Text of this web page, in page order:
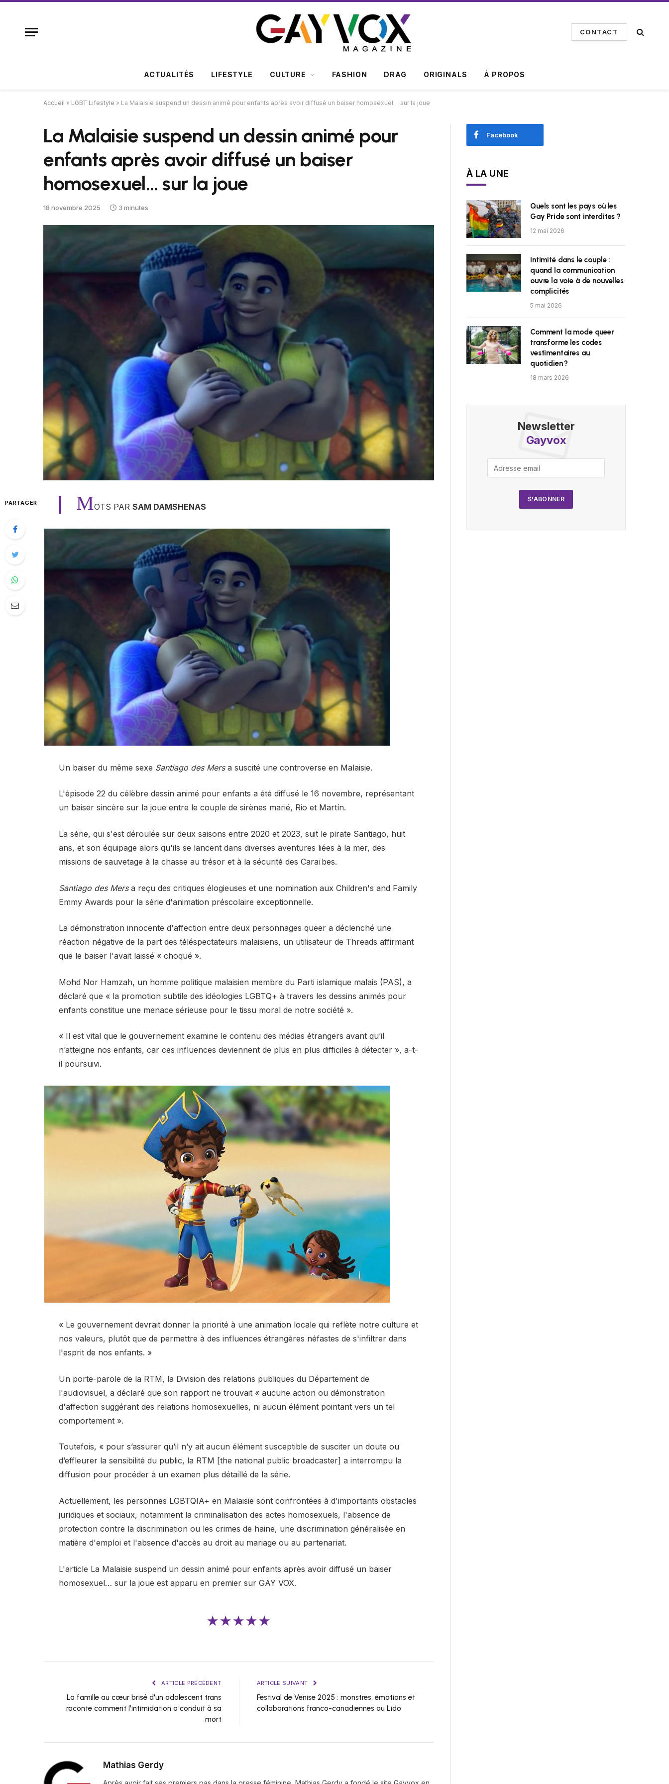
CONTACT
ACTUALITÉS LIFESTYLE CULTURE FASHION DRAG ORIGINALS À PROPOS
Accueil » LGBT Lifestyle » La Malaisie suspend un dessin animé pour enfants après avoir diffusé un baiser homosexuel… sur la joue
La Malaisie suspend un dessin animé pour
enfants après avoir diffusé un baiser
homosexuel… sur la joue
18 novembre 2025 3 minutes
PARTAGER MOTS PAR SAM DAMSHENAS
Un baiser du même sexe Santiago des Mersa suscité une controverse en Malaisie.
L'épisode 22 du célèbre dessin animé pour enfants a été diffusé le 16 novembre, représentant
un baiser sincère sur la joue entre le couple de sirènes marié, Rio et Martín.
La série, qui s'est déroulée sur deux saisons entre 2020 et 2023, suit le pirate Santiago, huit
ans, et son équipage alors qu'ils se lancent dans diverses aventures liées à la mer, des
missions de sauvetage à la chasse au trésor et à la sécurité des Caraïbes.
Santiago des Mersa reçu des critiques élogieuses et une nomination aux Children's and Family
Emmy Awards pour la série d'animation préscolaire exceptionnelle.
La démonstration innocente d'affection entre deux personnages queer a déclenché une
réaction négative de la part des téléspectateurs malaisiens, un utilisateur de Threads affirmant
que le baiser l'avait laissé « choqué ».
Mohd Nor Hamzah, un homme politique malaisien membre du Parti islamique malais (PAS), a
déclaré que « la promotion subtile des idéologies LGBTQ+ à travers les dessins animés pour
enfants constitue une menace sérieuse pour le tissu moral de notre société ».
« Il est vital que le gouvernement examine le contenu des médias étrangers avant qu’il
n’atteigne nos enfants, car ces influences deviennent de plus en plus difficiles à détecter », a-t-
il poursuivi.
« Le gouvernement devrait donner la priorité à une animation locale qui reflète notre culture et
nos valeurs, plutôt que de permettre à des influences étrangères néfastes de s'infiltrer dans
l'esprit de nos enfants. »
Un porte-parole de la RTM, la Division des relations publiques du Département de
l'audiovisuel, a déclaré que son rapport ne trouvait « aucune action ou démonstration
d'affection suggérant des relations homosexuelles, ni aucun élément pointant vers un tel
comportement ».
Toutefois, « pour s’assurer qu’il n’y ait aucun élément susceptible de susciter un doute ou
d’effleurer la sensibilité du public, la RTM [the national public broadcaster] a interrompu la
diffusion pour procéder à un examen plus détaillé de la série.
Actuellement, les personnes LGBTQIA+ en Malaisie sont confrontées à d'importants obstacles
juridiques et sociaux, notamment la criminalisation des actes homosexuels, l'absence de
protection contre la discrimination ou les crimes de haine, une discrimination généralisée en
matière d'emploi et l'absence d'accès au droit au mariage ou au partenariat.
L'article La Malaisie suspend un dessin animé pour enfants après avoir diffusé un baiser
homosexuel… sur la joue est apparu en premier sur GAY VOX.
★★★★★
ARTICLE PRÉCÉDENT
La famille au cœur brisé d'un adolescent trans
raconte comment l'intimidation a conduit à sa
mort
ARTICLE SUIVANT
Festival de Venise 2025 : monstres, émotions et
collaborations franco-canadiennes au Lido
Mathias Gerdy
Facebook
À LA UNE
Quels sont les pays où les
Gay Pride sont interdites ?
12 mai 2026
Intimité dans le couple :
quand la communication
ouvre la voie à de nouvelles
complicités
5 mai 2026
Comment la mode queer
transforme les codes
vestimentaires au
quotidien ?
18 mars 2026
Newsletter
Gayvox